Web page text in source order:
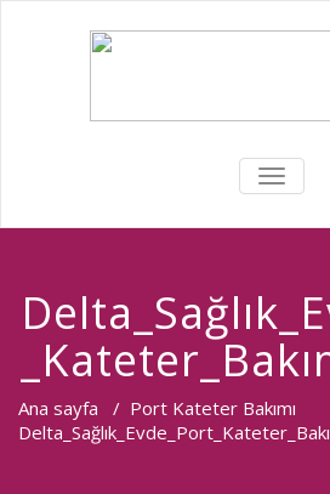
Ana sayfa / Port Kateter Bakımı